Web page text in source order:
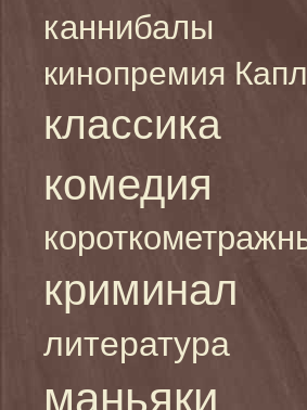
каннибалы
кинопремия
классика
комедия
криминал
литература
маньяки